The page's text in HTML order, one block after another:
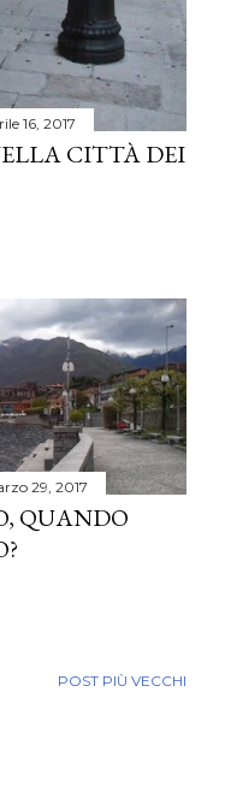
16, 2017
CITTÀ DEI
29, 2017
QUANDO
POST PIÙ VECCHI